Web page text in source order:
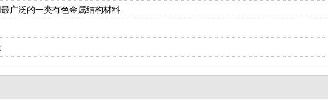
广泛的一类有色金属结构材料